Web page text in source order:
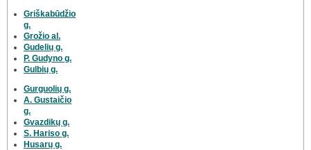
Griškabūdžio
g.
Grožio al.
Gudelių g.
P. Gudyno g.
Gulbių g.
Gurguolių g.
A. Gustaičio
g.
Gvazdikų g.
S. Hariso g.
Husarų g.